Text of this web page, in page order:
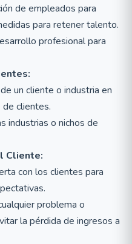
de empleados para
para retener talento.
profesional para
un cliente o industria en
clientes.
industrias o nichos de
Cliente:
con los clientes para
problema o
la pérdida de ingresos a